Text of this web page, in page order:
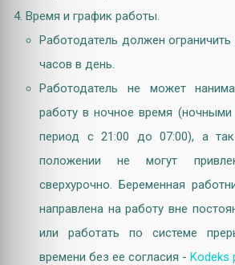
Время и график работы.
Работодатель должен
часов в день.
Работодатель не может
работу в ночное время
период с 21:00 до 07:00), а
положении не могут
сверхурочно. Беременная
направлена на работу вне
или работать по системе
времени без ее согласия - Kodeks